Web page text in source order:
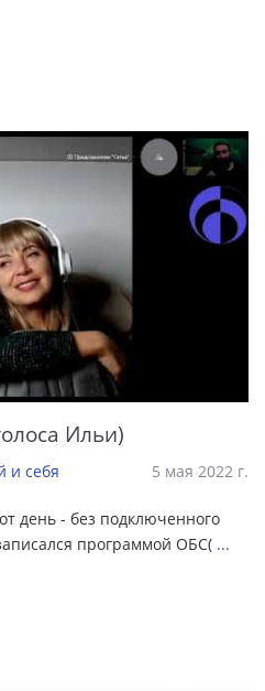
Ильи)
и себя 5 мая 2022 г.
день - без подключенного
программой ОБС( ...